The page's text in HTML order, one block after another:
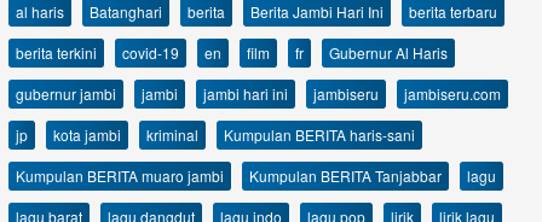
al haris Batanghari berita Berita Jambi Hari Ini
berita terbaru
berita terkini
covid-19 en film fr
Gubernur Al Haris
gubernur jambi
jambi jambi hari ini jambiseru
jambiseru.com
jp
kota jambi kriminal
Kumpulan BERITA haris-sani
Kumpulan BERITA muaro jambi
Kumpulan BERITA Tanjabbar
lagu
lagu barat
lagu dangdut lagu indo lagu pop lirik
lirik lagu